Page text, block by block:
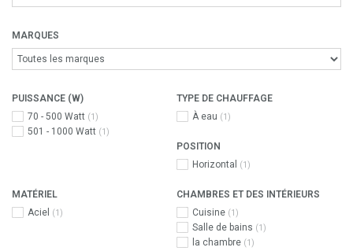
MARQUES
PUISSANCE (W)
70 - 500 Watt (1)
501 - 1000 Watt (1)
TYPE DE CHAUFFAGE
À eau (1)
POSITION
Horizontal
(1)
MATÉRIEL
Aciel
(1)
CHAMBRES ET DES INTÉRIEURS
Cuisine (1)
Salle de bains (1)
la chambre (1)